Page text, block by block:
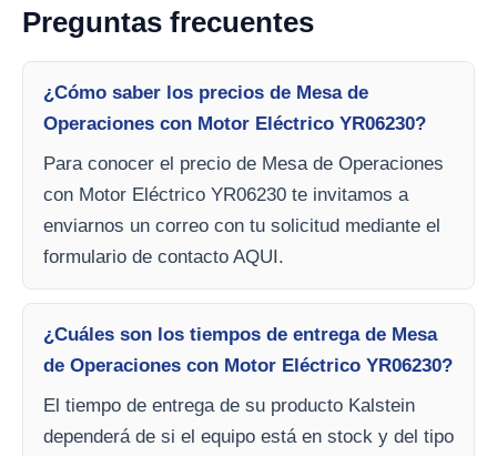
Preguntas frecuentes
¿Cómo saber los precios de Mesa de
Operaciones con Motor Eléctrico YR06230?
Para conocer el precio de Mesa de Operaciones
con Motor Eléctrico YR06230 te invitamos a
enviarnos un correo con tu solicitud mediante el
formulario de contacto AQUI.
¿Cuáles son los tiempos de entrega de Mesa
de Operaciones con Motor Eléctrico YR06230?
El tiempo de entrega de su producto Kalstein
dependerá de si el equipo está en stock y del tipo